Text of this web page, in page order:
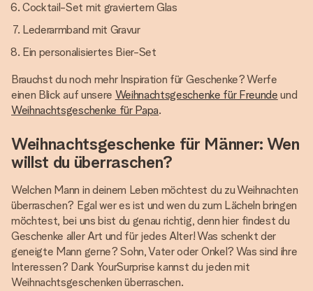
Cocktail-Set mit graviertem Glas
Lederarmband mit Gravur
Ein personalisiertes Bier-Set
Brauchst du noch mehr Inspiration für Geschenke? Werfe
einen Blick auf unsere Weihnachtsgeschenke für Freunde und
Weihnachtsgeschenke für Papa.
Weihnachtsgeschenke für Männer: Wen
willst du überraschen?
Welchen Mann in deinem Leben möchtest du zu Weihnachten
überraschen? Egal wer es ist und wen du zum Lächeln bringen
möchtest, bei uns bist du genau richtig, denn hier findest du
Geschenke aller Art und für jedes Alter! Was schenkt der
geneigte Mann gerne? Sohn, Vater oder Onkel? Was sind ihre
Interessen? Dank YourSurprise kannst du jeden mit
Weihnachtsgeschenken überraschen.